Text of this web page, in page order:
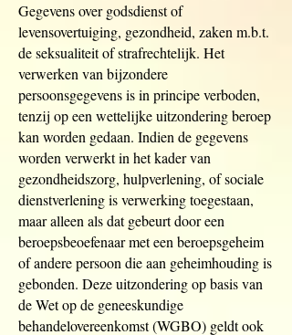
Gegevens over godsdienst of
levensovertuiging, gezondheid, zaken m.b.t.
de seksualiteit of strafrechtelijk. Het
verwerken van bijzondere
persoonsgegevens is in principe verboden,
tenzij op een wettelijke uitzondering beroep
kan worden gedaan. Indien de gegevens
worden verwerkt in het kader van
gezondheidszorg, hulpverlening, of sociale
dienstverlening is verwerking toegestaan,
maar alleen als dat gebeurt door een
beroepsbeoefenaar met een beroepsgeheim
of andere persoon die aan geheimhouding is
gebonden. Deze uitzondering op basis van
de Wet op de geneeskundige
behandelovereenkomst (WGBO) geldt ook